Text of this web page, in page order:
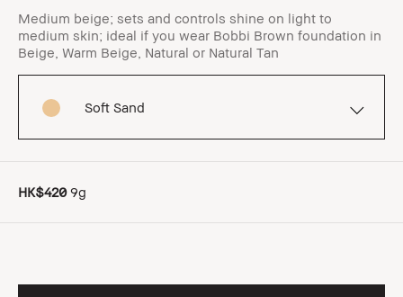
Medium beige; sets and controls shine on light to
medium skin; ideal if you wear Bobbi Brown foundation in
Beige, Warm Beige, Natural or Natural Tan
Soft Sand
HK$4209g